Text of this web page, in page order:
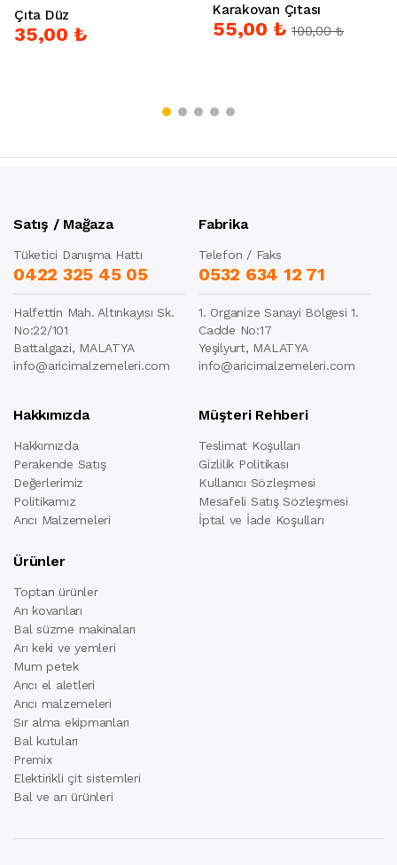
Çıta Düz
35,00 ₺
Karakovan Çıtası
55,00 ₺ 100,00 ₺
Satış / Mağaza
Tüketici Danışma Hattı
0422 325 45 05
Halfettin Mah. Altınkayısı Sk.
No:22/101
Battalgazi, MALATYA
info@aricimalzemeleri.com
Fabrika
Telefon / Faks
0532 634 12 71
1. Organize Sanayi Bölgesi 1.
Cadde No:17
Yeşilyurt, MALATYA
info@aricimalzemeleri.com
Hakkımızda
Hakkımızda
Perakende Satış
Değerlerimiz
Politikamız
Arıcı Malzemeleri
Müşteri Rehberi
Teslimat Koşulları
Gizlilik Politikası
Kullanıcı Sözleşmesi
Mesafeli Satış Sözleşmesi
İptal ve İade Koşulları
Ürünler
Toptan ürünler
Arı kovanları
Bal süzme makinaları
Arı keki ve yemleri
Mum petek
Arıcı el aletleri
Arıcı malzemeleri
Sır alma ekipmanları
Bal kutuları
Premix
Elektirikli çit sistemleri
Bal ve arı ürünleri